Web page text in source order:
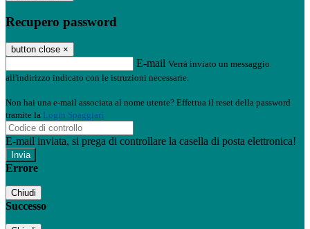
Recupero password
button close ×
E-mail Verrà inviato un messaggio
all'indirizzo indicato con le istruzioni necessarie.
Non hai una e-mail associata al nome utente? Effettua il reset della password
tramite la Login Spaggiari
E-mail inviata, si prega di controllare la casella di posta elettronica!
Errore
Chiudi
Successo